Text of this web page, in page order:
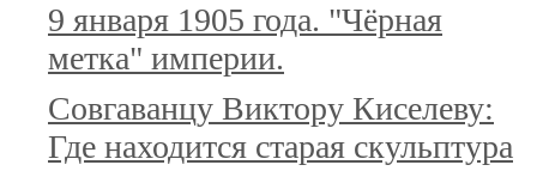
9 января 1905 года. "Чёрная
метка" империи.
Совгаванцу Виктору Киселеву:
Где находится старая скульптура